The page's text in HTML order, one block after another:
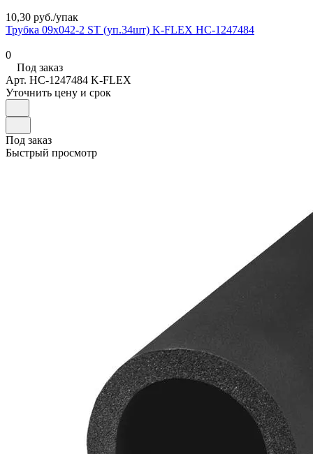
10,30 руб./упак
Трубка 09х042-2 ST (уп.34шт) K-FLEX НС-1247484
0
Под заказ
Арт. НС-1247484 K-FLEX
Уточнить цену и срок
Под заказ
Быстрый просмотр